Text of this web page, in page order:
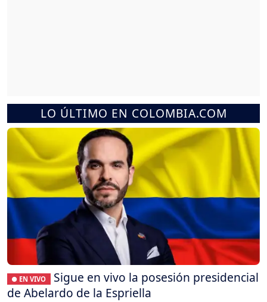
LO ÚLTIMO EN COLOMBIA.COM
● EN VIVO
Sigue en vivo la posesión presidencial
de Abelardo de la Espriella